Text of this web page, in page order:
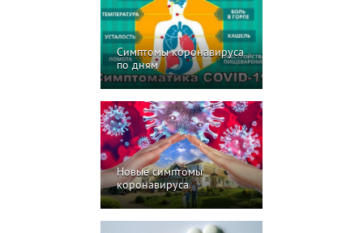
Симптомы коронавируса
по дням
Новые симптомы
коронавируса